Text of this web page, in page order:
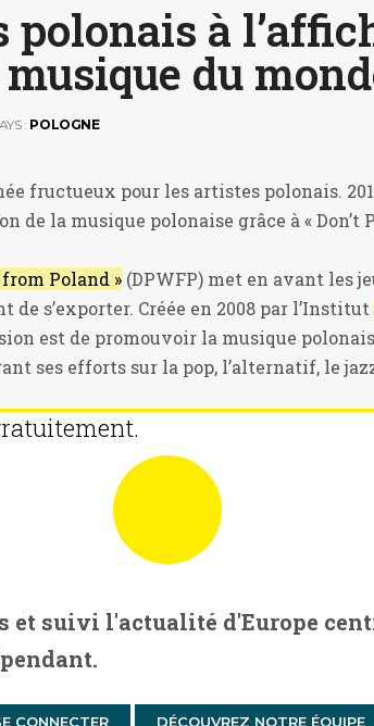
polonais à
du
: POLOGNE
fructueux pour les artistes polonais.
de la musique polonaise grâce à « Don’t
from Poland » (DPWFP) met en avant les
de s’exporter. Créée en 2008 par l’Institut
est de promouvoir la musique
ses efforts sur la pop, l’alternatif, le
et suivi l'actualité d'Europe
CONNECTER DÉCOUVREZ NOTRE ÉQUIPE